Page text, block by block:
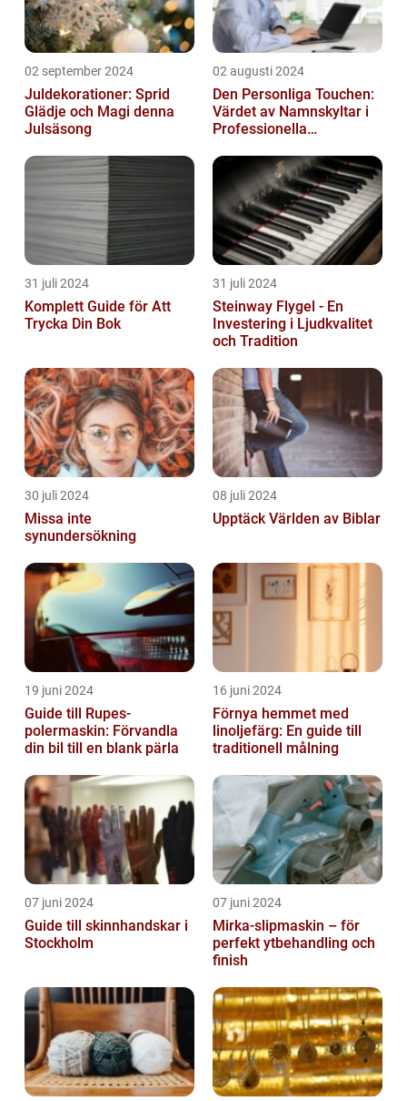
02 september 2024
Juldekorationer: Sprid
Glädje och Magi denna
Julsäsong
02 augusti 2024
Den Personliga Touchen:
Värdet av Namnskyltar i
Professionella
31 juli 2024
Komplett Guide för Att
Trycka Din Bok
31 juli 2024
Steinway Flygel - En
Investering i Ljudkvalitet
och Tradition
30 juli 2024
Missa inte
synundersökning
08 juli 2024
Upptäck Världen av Biblar
19 juni 2024
Guide till Rupes-
polermaskin: Förvandla
din bil till en blank pärla
16 juni 2024
Förnya hemmet med
linoljefärg: En guide till
traditionell målning
07 juni 2024
Guide till skinnhandskar i
Stockholm
07 juni 2024
Mirka-slipmaskin – för
perfekt ytbehandling och
finish